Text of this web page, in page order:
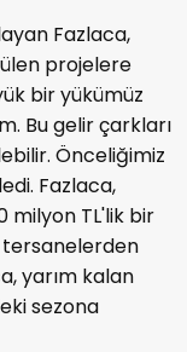
Fazlaca,
projelere
bir yükümüz
Bu gelir çarkları
Önceliğimiz
Fazlaca,
milyon TL'lik bir
yarım kalan
sezona